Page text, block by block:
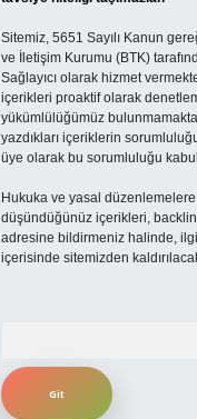
Sitemiz, 5651 Sayılı Kanun
ve İletişim Kurumu (BTK)
Sağlayıcı olarak hizmet
içerikleri proaktif olarak
yükümlülüğümüz
yazdıkları içeriklerin
üye olarak bu sorumluluğu kabul
Hukuka ve yasal düzenlemelere
düşündüğünüz içerikleri,
adresine bildirmeniz halinde,
içerisinde sitemizden